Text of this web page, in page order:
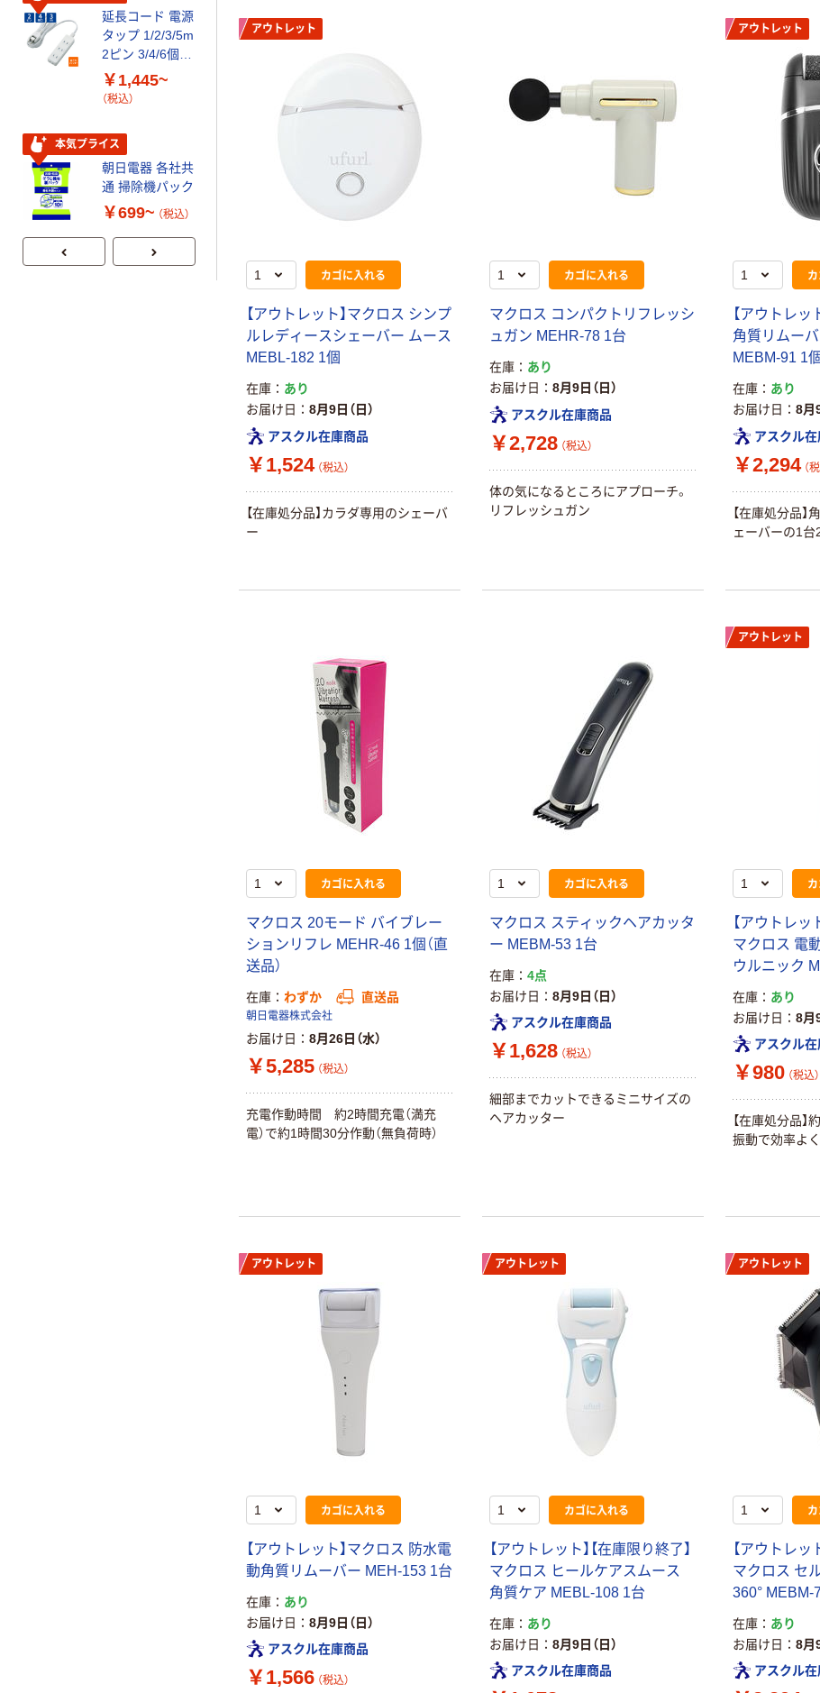
アウトレット
カゴに入れる
【アウトレット】マクロス シンプ
ルレディースシェーバー ムース
MEBL-182 1個
在庫
あり
お届け日
8月9日（日）
アスクル在庫商品
￥1,524 （税込）
【在庫処分品】カラダ専用のシェーバ
ー
カゴに入れる
マクロス コンパクトリフレッシ
ュガン MEHR-78 1台
在庫
あり
お届け日
8月9日（日）
アスクル在庫商品
￥2,728 （税込）
体の気になるところにアプローチ。
リフレッシュガン
アウトレット
【アウトレッ
角質リムー
MEBM-91 1個
在庫
あり
お届け日
8月9
アスクル在
￥2,294 （
【在庫処分品
ェーバーの1台
カゴに入れる
マクロス 20モード バイブレー
ションリフレ MEHR-46 1個（直
送品）
在庫 わずか 直送品
朝日電器株式会社
お届け日 8月26日（水）
￥5,285 （税込）
充電作動時間 約2時間充電（満充
電）で約1時間30分作動（無負荷時）
カゴに入れる
マクロス スティックヘアカッタ
ー MEBM-53 1台
在庫
4点
お届け日
8月9日（日）
アスクル在庫商品
￥1,628 （税込）
細部までカットできるミニサイズの
ヘアカッター
アウトレット
【アウトレッ
マクロス 電
ウルニック
在庫
あり
お届け日
8月9
アスクル在
￥980 （税込）
【在庫処分品
振動で効率よ
アウトレット
カゴに入れる
【アウトレット】マクロス 防水電
動角質リムーバー MEH-153 1台
在庫
あり
お届け日
8月9日（日）
アスクル在庫商品
￥1,566 （税込）
アウトレット
カゴに入れる
【アウトレット】【在庫限り終了】
マクロス ヒールケアスムース
角質ケア MEBL-108 1台
在庫
あり
お届け日
8月9日（日）
アスクル在庫商品
アウトレット
【アウトレッ
マクロス セ
360° MEBM-
在庫
あり
お届け日
8月9
アスクル在
延長コード 電源
タップ 1/2/3/5m
2ピン 3/4/6個口
ほこり防止シャ
ッター付 T-
￥1,445~
（税込）
本気プライス
朝日電器 各社共
通 掃除機パック
￥699~ （税込）
グ T-S02 白 エ
レコム
ップ タップ 2P
換用 紙パック
（M型Vタイプ）
AMC-S5 5枚入